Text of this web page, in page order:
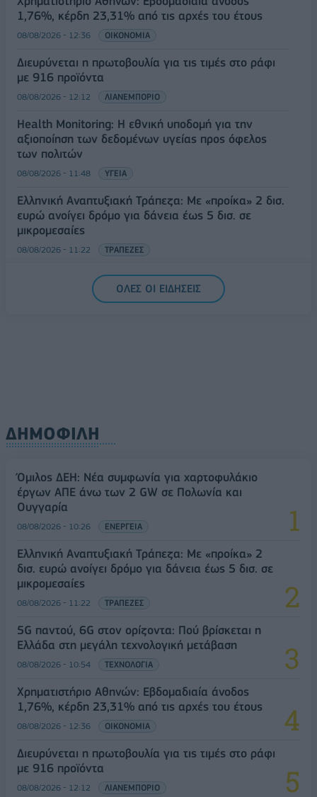
1,76%, κέρδη 23,31% από τις αρχές του έτους
08/08/2026 - 12:36 ΟΙΚΟΝΟΜΙΑ
Διευρύνεται η πρωτοβουλία για τις τιμές στο ράφι
με 916 προϊόντα
08/08/2026 - 12:12 ΛΙΑΝΕΜΠΟΡΙΟ
Health Monitoring: Η εθνική υποδομή για την
αξιοποίηση των δεδομένων υγείας προς όφελος
των πολιτών
08/08/2026 - 11:48 ΥΓΕΙΑ
Ελληνική Αναπτυξιακή Τράπεζα: Με «προίκα» 2 δισ.
ευρώ ανοίγει δρόμο για δάνεια έως 5 δισ. σε
μικρομεσαίες
08/08/2026 - 11:22 ΤΡΑΠΕΖΕΣ
5G παντού, 6G στον ορίζοντα: Πού βρίσκεται η
Ελλάδα στη μεγάλη τεχνολογική μετάβαση
ΟΛΕΣ ΟΙ ΕΙΔΗΣΕΙΣ
ΔΗΜΟΦΙΛΗ
Όμιλος ΔΕΗ: Νέα συμφωνία για χαρτοφυλάκιο
έργων ΑΠΕ άνω των 2 GW σε Πολωνία και
Ουγγαρία
08/08/2026 - 10:26 ΕΝΕΡΓΕΙΑ
Ελληνική Αναπτυξιακή Τράπεζα: Με «προίκα» 2
δισ. ευρώ ανοίγει δρόμο για δάνεια έως 5 δισ. σε
μικρομεσαίες
08/08/2026 - 11:22 ΤΡΑΠΕΖΕΣ
5G παντού, 6G στον ορίζοντα: Πού βρίσκεται η
Ελλάδα στη μεγάλη τεχνολογική μετάβαση
08/08/2026 - 10:54 ΤΕΧΝΟΛΟΓΙΑ
Χρηματιστήριο Αθηνών: Εβδομαδιαία άνοδος
1,76%, κέρδη 23,31% από τις αρχές του έτους
08/08/2026 - 12:36 ΟΙΚΟΝΟΜΙΑ
Διευρύνεται η πρωτοβουλία για τις τιμές στο ράφι
με 916 προϊόντα
08/08/2026 - 12:12 ΛΙΑΝΕΜΠΟΡΙΟ